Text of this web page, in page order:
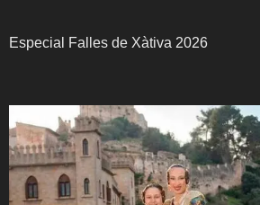
Especial Falles de Xàtiva 2026